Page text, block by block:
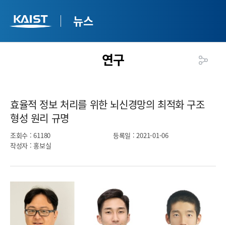
뉴스
연구
효율적 정보 처리를 위한 뇌신경망의 최적화 구조
형성 원리 규명​
조회수 : 61180 등록일 : 2021-01-06
작성자 : 홍보실